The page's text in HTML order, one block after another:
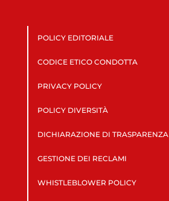
POLICY EDITORIALE
CODICE ETICO CONDOTTA
PRIVACY POLICY
POLICY DIVERSITÀ
DICHIARAZIONE DI TRASPARENZA
GESTIONE DEI RECLAMI
WHISTLEBLOWER POLICY